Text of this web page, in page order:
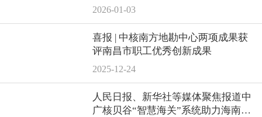
2026-01-03
喜报 | 中核南方地勘中心两项成果获
评南昌市职工优秀创新成果
2025-12-24
人民日报、新华社等媒体聚焦报道中
广核贝谷“智慧海关”系统助力海南自